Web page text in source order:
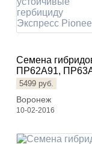
Семена
ПР62А91,
5499 руб.
Воронеж
10-02-2016